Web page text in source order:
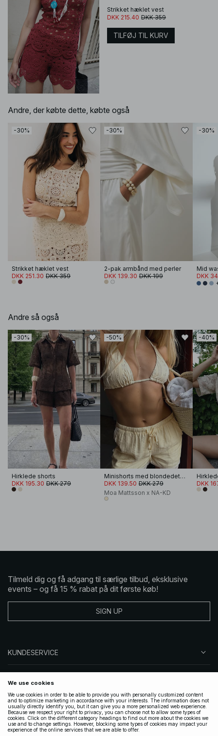
Strikket hæklet vest
DKK 215.40 DKK 359
TILFØJ TIL KURV
Andre, der købte dette, købte også
-30%
Strikket hæklet vest
DKK 251.30 DKK 359
-30%
2-pak armbånd med perler
DKK 139.30 DKK 199
-30%
Mid
DKK
Andre så også
-30%
Hirklede shorts
DKK 195.30 DKK 279
-50%
Minishorts med blondedetalje
DKK 139.50 DKK 279
Moa Mattsson x NA-KD
-40%
DKK
Tilmeld dig og få adgang til særlige tilbud, eksklusive
events – og få 15 % rabat på dit første køb!
SIGN UP
KUNDESERVICE
FØLG OS
GYLDIGE